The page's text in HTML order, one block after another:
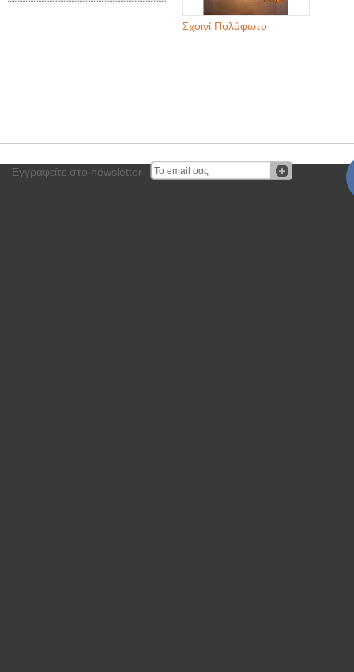
Σχοινί Πολύφωτο
Εγγραφείτε στο newsletter